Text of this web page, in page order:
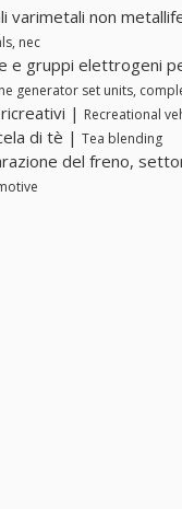
varimetali non
nec
e gruppi elettrogeni
generator set units,
| Recreational
di tè | Tea blending
del freno,